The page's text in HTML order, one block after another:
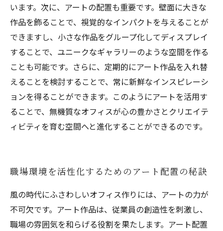
います。次に、アートの配置も重要です。壁面に大きな
作品を飾ることで、視覚的なインパクトを与えることが
できますし、小さな作品をグループ化してディスプレイ
することで、ユニークなギャラリーのような空間を作る
ことも可能です。さらに、定期的にアート作品を入れ替
えることを検討することで、常に新鮮なインスピレーシ
ョンを得ることができます。このようにアートを活用す
ることで、無機質なオフィスが心の豊かさとクリエイテ
ィビティを育む空間へと進化することができるのです。
職場環境を活性化するためのアート配置の秘訣
風の時代にふさわしいオフィス作りには、アートの力が
不可欠です。アート作品は、従業員の創造性を刺激し、
職場の雰囲気を和らげる役割を果たします。アート配置